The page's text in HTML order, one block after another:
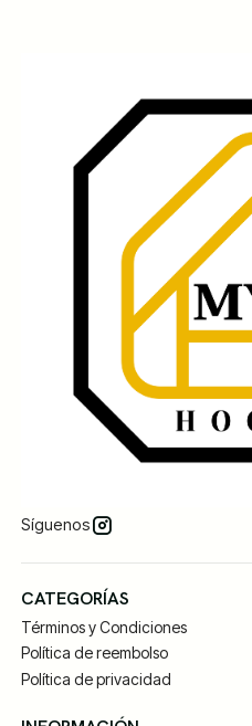
Síguenos
CATEGORÍAS
Términos y Condiciones
Política de reembolso
Política de privacidad